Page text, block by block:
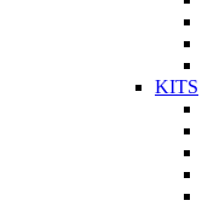
KITS